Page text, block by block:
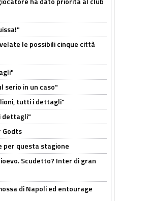
le possibili cinque città
serio in un caso"
tutti i dettagli"
dettagli"
Godts
per questa stagione
Scudetto? Inter di gran
di Napoli ed entourage